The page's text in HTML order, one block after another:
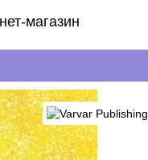
магазин